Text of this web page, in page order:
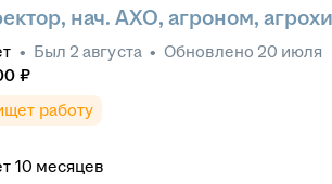
нач. АХО, агроном,
• Был 2 августа • Обновлено 20 июля
₽
работу
10 месяцев